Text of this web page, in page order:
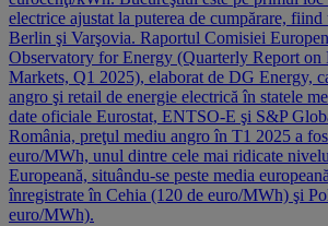
electrice ajustat la puterea de cumpărare, fiind
Berlin şi Varşovia. Raportul Comisiei
Observatory for Energy (Quarterly Report on
Markets, Q1 2025), elaborat de DG Energy,
angro şi retail de energie electrică în statele
date oficiale Eurostat, ENTSO-E şi S&P
România, preţul mediu angro în T1 2025 a
euro/MWh, unul dintre cele mai ridicate
Europeană, situându-se peste media
înregistrate în Cehia (120 de euro/MWh) şi
euro/MWh).